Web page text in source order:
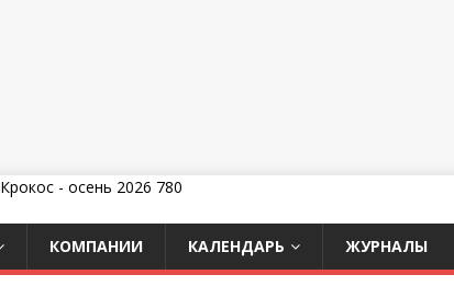
КОМПАНИИ КАЛЕНДАРЬ ЖУРНАЛЫ